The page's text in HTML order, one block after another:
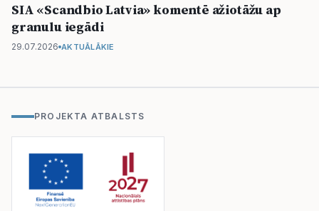
SIA «Scandbio Latvia» komentē ažiotāžu ap
granulu iegādi
29.07.2026 AKTUĀLĀKIE
PROJEKTA ATBALSTS